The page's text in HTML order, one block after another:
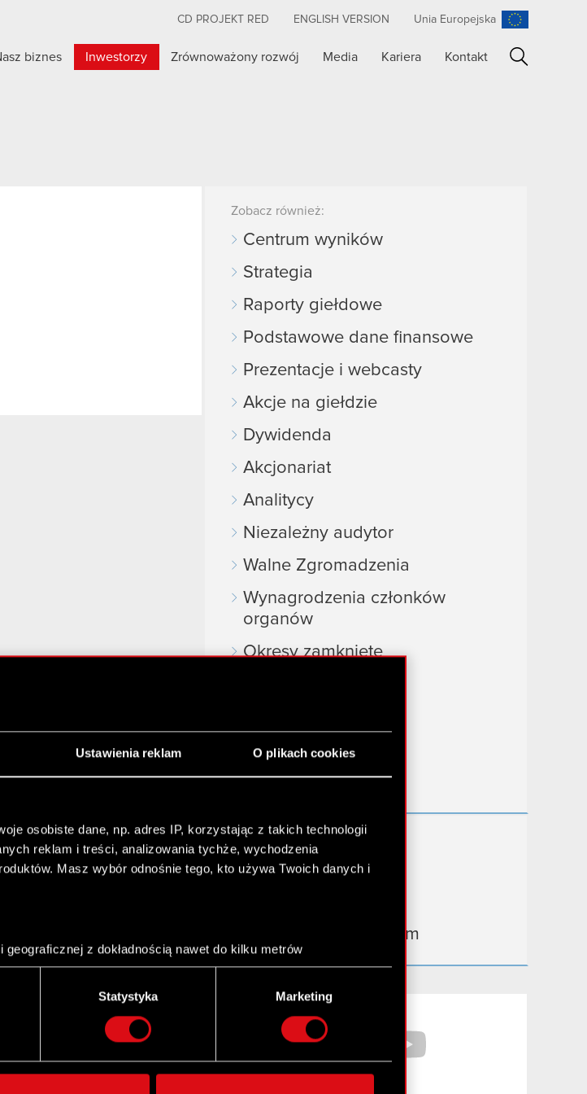
Ustawienia reklam O plikach cookies
osobiste dane, np. adres IP, korzystając z takich technologii
reklam i treści, analizowania tychże, wychodzenia
Masz wybór odnośnie tego, kto używa Twoich danych i
z dokładnością nawet do kilku metrów
charakteryzującego je zbiory danych (fingerprinting,
dane są przetwarzane oraz ustaw własne preferencje w
lub wycofać swoją zgodę w dowolnej chwili.
i reklam, aby oferować funkcje społecznościowe i
Statystyka Marketing
CD PROJEKT RED ENGLISH VERSION Unia Europejska
biznes Inwestorzy Zrównoważony rozwój Media Kariera Kontakt
Zobacz również:
Centrum wyników
Strategia
Raporty giełdowe
Podstawowe dane finansowe
Prezentacje i webcasty
Akcje na giełdzie
Dywidenda
Akcjonariat
Analitycy
Niezależny audytor
Walne Zgromadzenia
Wynagrodzenia członków
organów
Okresy zamknięte
Przydatne linki
Kontakt IR
Dowiedz się więcej:
thewitcher.com
gear.cdprojektred.com
Facebook